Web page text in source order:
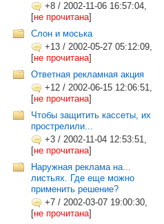
+8 / 2002-11-06 16:57:04,
[не прочитана]
Слон и моська
+13 / 2002-05-27 05:12:09,
[не прочитана]
Ответная рекламная акция
+12 / 2002-06-15 12:06:51,
[не прочитана]
Чтобы защитить кассеты, их
прострелили...
+3 / 2002-11-04 12:53:51,
[не прочитана]
Наружная реклама на...
листьях. Где еще можно
применить решение?
+7 / 2002-03-07 19:00:30,
[не прочитана]